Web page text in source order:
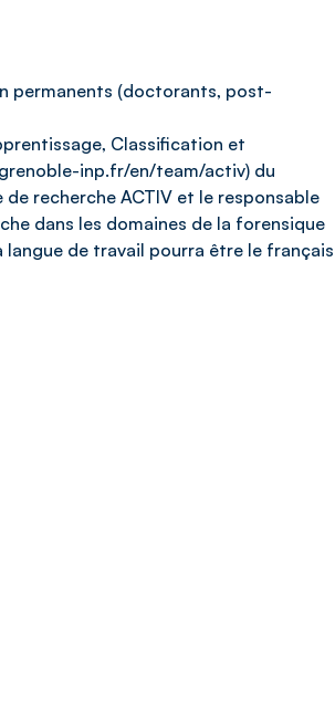
permanents (doctorants, post-
Classification et
inp.fr/en/team/activ) du
recherche ACTIV et le responsable
dans les domaines de la forensique
de travail pourra être le français